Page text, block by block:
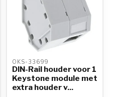
OKS-33699
DIN-Rail houder voor 1
Keystone module met
extra houder v...